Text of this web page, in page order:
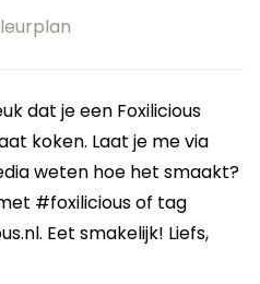
dat je een Foxilicious
koken. Laat je me via
weten hoe het smaakt?
#foxilicious of tag
Eet smakelijk! Liefs,